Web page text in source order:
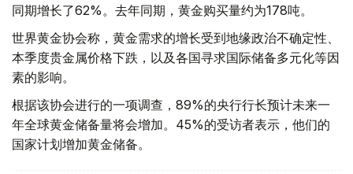
同期增长了62%。去年同期，黄金购买量约为178吨。
世界黄金协会称，黄金需求的增长受到地缘政治不确定性、
本季度贵金属价格下跌，以及各国寻求国际储备多元化等因
素的影响。
根据该协会进行的一项调查，89%的央行行长预计未来一
年全球黄金储备量将会增加。45%的受访者表示，他们的
国家计划增加黄金储备。